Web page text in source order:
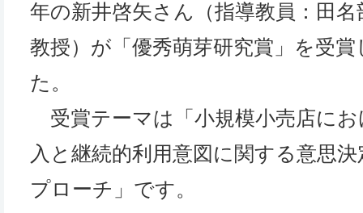
年の新井啓矢さん（指導教員：田名
教授）が「優秀萌芽研究賞」を受賞
た。
受賞テーマは「小規模小売店に
入と継続的利用意図に関する意思
プローチ」です。